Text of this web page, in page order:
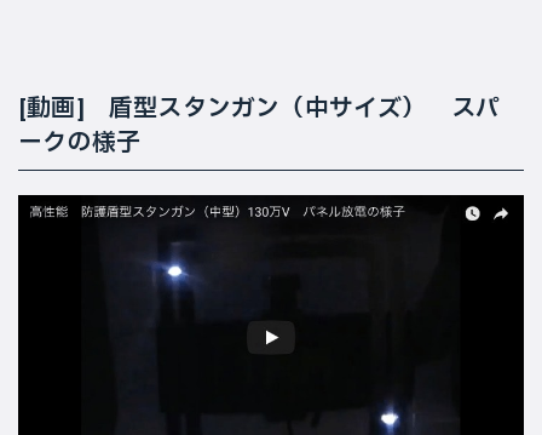
[動画] 盾型スタンガン（中サイズ） スパ
ークの様子